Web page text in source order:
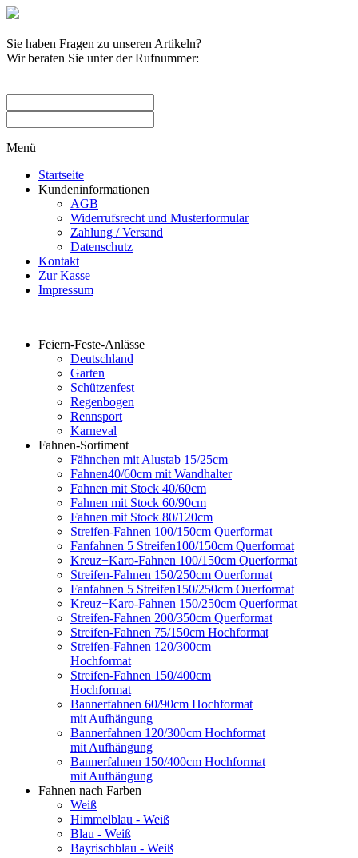
Sie haben Fragen zu unseren Artikeln?
Wir beraten Sie unter der Rufnummer:
Menü
Startseite
Kundeninformationen
AGB
Widerrufsrecht und Musterformular
Zahlung / Versand
Datenschutz
Kontakt
Zur Kasse
Impressum
Feiern-Feste-Anlässe
Deutschland
Garten
Schützenfest
Regenbogen
Rennsport
Karneval
Fahnen-Sortiment
Fähnchen mit Alustab 15/25cm
Fahnen40/60cm mit Wandhalter
Fahnen mit Stock 40/60cm
Fahnen mit Stock 60/90cm
Fahnen mit Stock 80/120cm
Streifen-Fahnen 100/150cm Querformat
Fanfahnen 5 Streifen100/150cm Querformat
Kreuz+Karo-Fahnen 100/150cm Querformat
Streifen-Fahnen 150/250cm Ouerformat
Fanfahnen 5 Streifen150/250cm Ouerformat
Kreuz+Karo-Fahnen 150/250cm Querformat
Streifen-Fahnen 200/350cm Querformat
Streifen-Fahnen 75/150cm Hochformat
Streifen-Fahnen 120/300cm
Hochformat
Streifen-Fahnen 150/400cm
Hochformat
Bannerfahnen 60/90cm Hochformat
mit Aufhängung
Bannerfahnen 120/300cm Hochformat
mit Aufhängung
Bannerfahnen 150/400cm Hochformat
mit Aufhängung
Fahnen nach Farben
Weiß
Himmelblau - Weiß
Blau - Weiß
Bayrischblau - Weiß